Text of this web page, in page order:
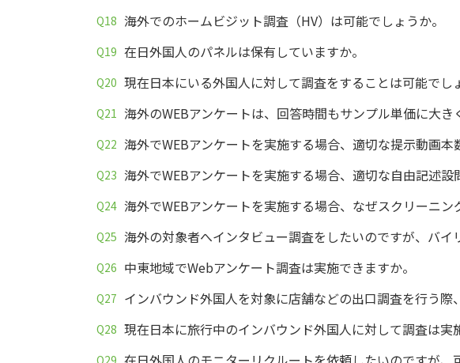
海外でのホームビジット調査（HV）は可能でしょうか。
在日外国人のパネルは保有していますか。
現在日本にいる外国人に対して調査をすることは可能でし
海外のWEBアンケートは、回答時間もサンプル単価に大
海外でWEBアンケートを実施する場合、適切な提示動画本
海外でWEBアンケートを実施する場合、適切な自由記述設
海外でWEBアンケートを実施する場合、なぜスクリーニ
海外の対象者へインタビュー調査をしたいのですが、バイ
中東地域でWebアンケート調査は実施できますか。
インバウンド外国人を対象に店舗などの出口調査を行う際
現在日本に旅行中のインバウンド外国人に対して調査は実